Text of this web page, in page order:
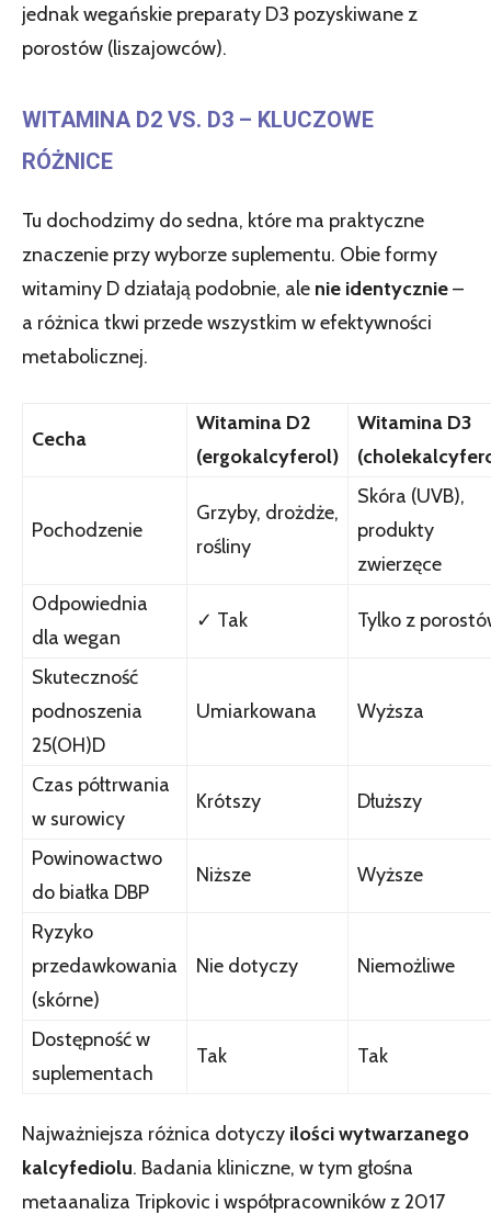
jednak wegańskie preparaty D3 pozyskiwane z
porostów (liszajowców).
WITAMINA D2 VS. D3 – KLUCZOWE
RÓŻNICE
Tu dochodzimy do sedna, które ma praktyczne
znaczenie przy wyborze suplementu. Obie formy
witaminy D działają podobnie, ale nie identycznie–
a różnica tkwi przede wszystkim w efektywności
metabolicznej.
Cecha
Witamina D2
(ergokalcyferol)
Witamina D3
Pochodzenie
Grzyby, drożdże,
rośliny
Skóra (UVB),
produkty
zwierzęce
Odpowiednia
dla wegan
✓ Tak Tylko z
Skuteczność
podnoszenia
25(OH)D
Umiarkowana Wyższa
Czas półtrwania
w surowicy
Krótszy Dłuższy
Powinowactwo
do białka DBP
Niższe Wyższe
Ryzyko
przedawkowania
(skórne)
Nie dotyczy Niemożliwe
Dostępność w
suplementach
Tak Tak
Najważniejsza różnica dotyczy ilości wytwarzanego
kalcyfediolu. Badania kliniczne, w tym głośna
metaanaliza Tripkovic i współpracowników z 2017